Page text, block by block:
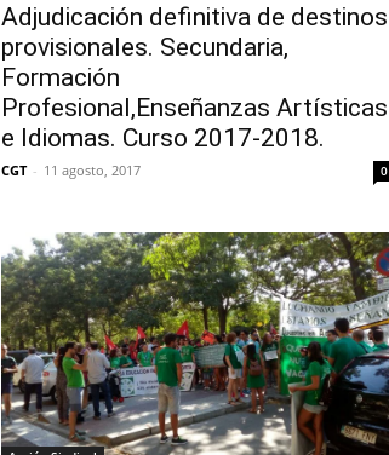
Adjudicación definitiva de destinos
provisionales. Secundaria,
Formación
Profesional,Enseñanzas Artísticas
e Idiomas. Curso 2017-2018.
CGT - 11 agosto, 2017 0